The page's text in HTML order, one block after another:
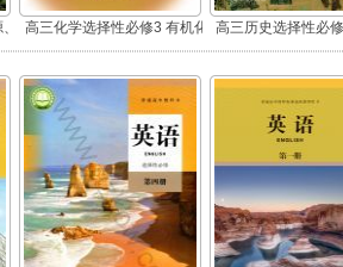
高三化学选择性必修3 有机化
学基础
高三历史选择性必
流与传播(部